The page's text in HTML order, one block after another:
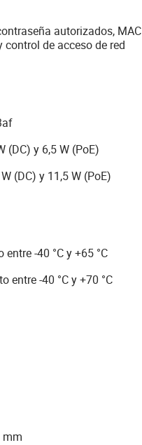
autorizados, MAC
control de acceso de red
(DC) y 6,5 W (PoE)
(DC) y 11,5 W (PoE)
-40 °C y +65 °C
entre -40 °C y +70 °C
mm